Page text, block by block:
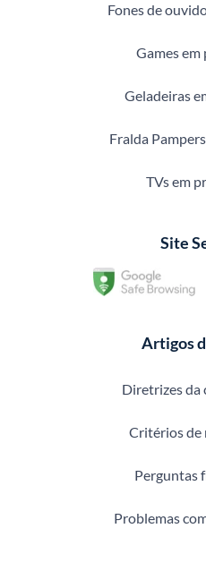
Fones de
Games
Geladeiras
Fralda
TVs em
Site
Artigos
Diretrizes da
Critérios de
Perguntas
Problemas